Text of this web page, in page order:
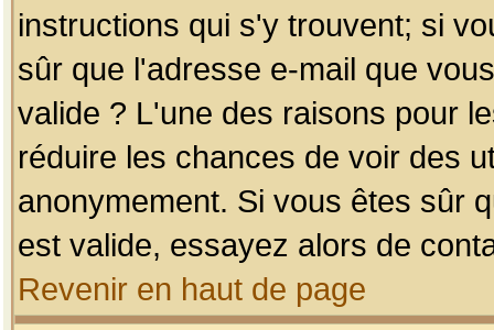
instructions qui s'y trouvent; si
sûr que l'adresse e-mail que
valide ? L'une des raisons pour
réduire les chances de voir des
anonymement. Si vous êtes sûr
est valide, essayez alors de
Revenir en haut de page